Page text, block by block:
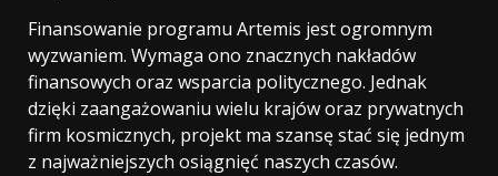
Finansowanie programu Artemis jest ogromnym
wyzwaniem. Wymaga ono znacznych nakładów
finansowych oraz wsparcia politycznego. Jednak
dzięki zaangażowaniu wielu krajów oraz prywatnych
firm kosmicznych, projekt ma szansę stać się jednym
z najważniejszych osiągnięć naszych czasów.